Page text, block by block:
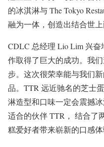
的冰淇淋与 The Tokyo
融为一体，创造出结合世上
CDLC 总经理 Lio Lim 兴奋
作取得了巨大的成功。我
步。这次很荣幸能与我们
品。TTR 远近驰名的芝士
淋造型和口味一定会震撼
适合的伙伴 TTR， 结合了
糕爱好者带来崭新的口感体